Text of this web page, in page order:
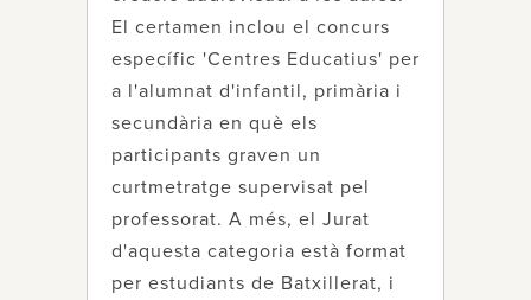
El certamen inclou el concurs
específic 'Centres Educatius' per
a l'alumnat d'infantil, primària i
secundària en què els
participants graven un
curtmetratge supervisat pel
professorat. A més, el Jurat
d'aquesta categoria està format
per estudiants de Batxillerat, i